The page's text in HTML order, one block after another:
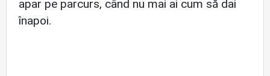
apar pe parcurs, când nu mai ai cum să dai
înapoi.